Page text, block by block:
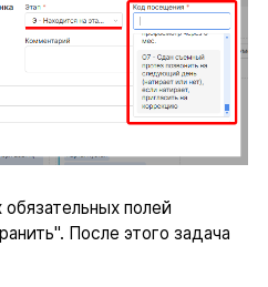
полей
После этого задача